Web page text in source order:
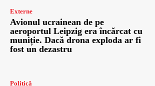
Externe
Avionul ucrainean de pe
aeroportul Leipzig era încărcat cu
muniție. Dacă drona exploda ar fi
fost un dezastru
Politică